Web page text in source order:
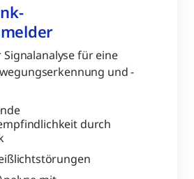
für eine
und -
durch